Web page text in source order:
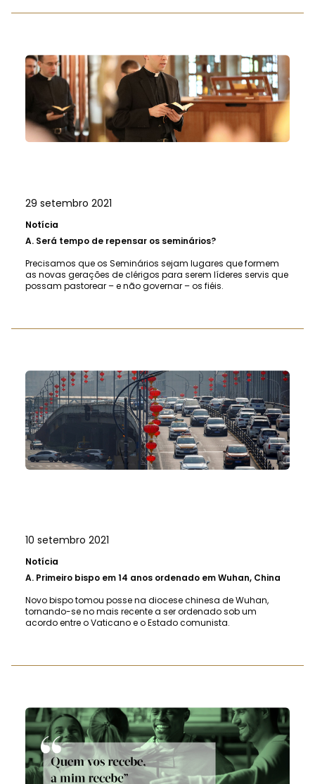
29 setembro 2021
Notícia
A. Será tempo de repensar os seminários?
Precisamos que os Seminários sejam lugares que formem
as novas gerações de clérigos para serem líderes servis que
possam pastorear – e não governar – os fiéis.
10 setembro 2021
Notícia
A. Primeiro bispo em 14 anos ordenado em Wuhan, China
Novo bispo tomou posse na diocese chinesa de Wuhan,
tornando-se no mais recente a ser ordenado sob um
acordo entre o Vaticano e o Estado comunista.